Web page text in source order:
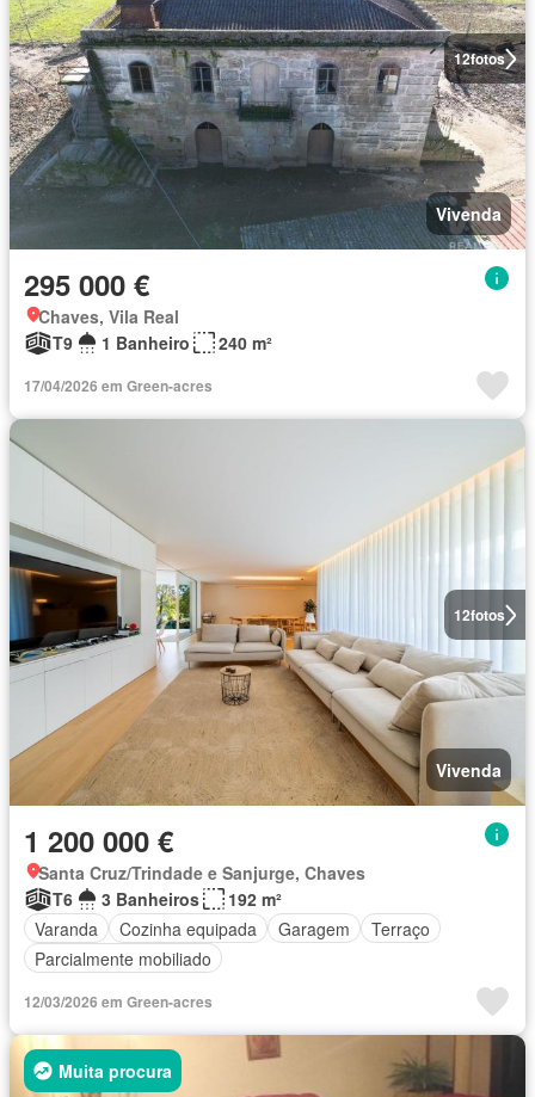
12fotos
Vivenda
295 000 €
Chaves, Vila Real
T9
1 Banheiro 240 m²
17/04/2026 em Green-acres
12fotos
Vivenda
1 200 000 €
Santa Cruz/Trindade e Sanjurge, Chaves
T6
3 Banheiros
192 m²
Varanda
Cozinha equipada Garagem
Terraço
Parcialmente mobiliado
12/03/2026 em Green-acres
Muita procura